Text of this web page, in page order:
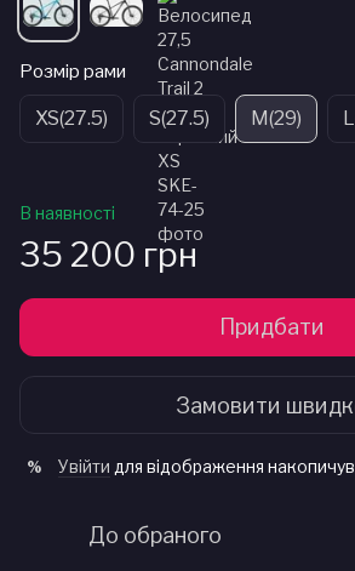
Розмір рами
XS(27.5) S(27.5) M(29)
В наявності
35 200 грн
Придбати
Замовити
% Увійти для відображення
До обраного